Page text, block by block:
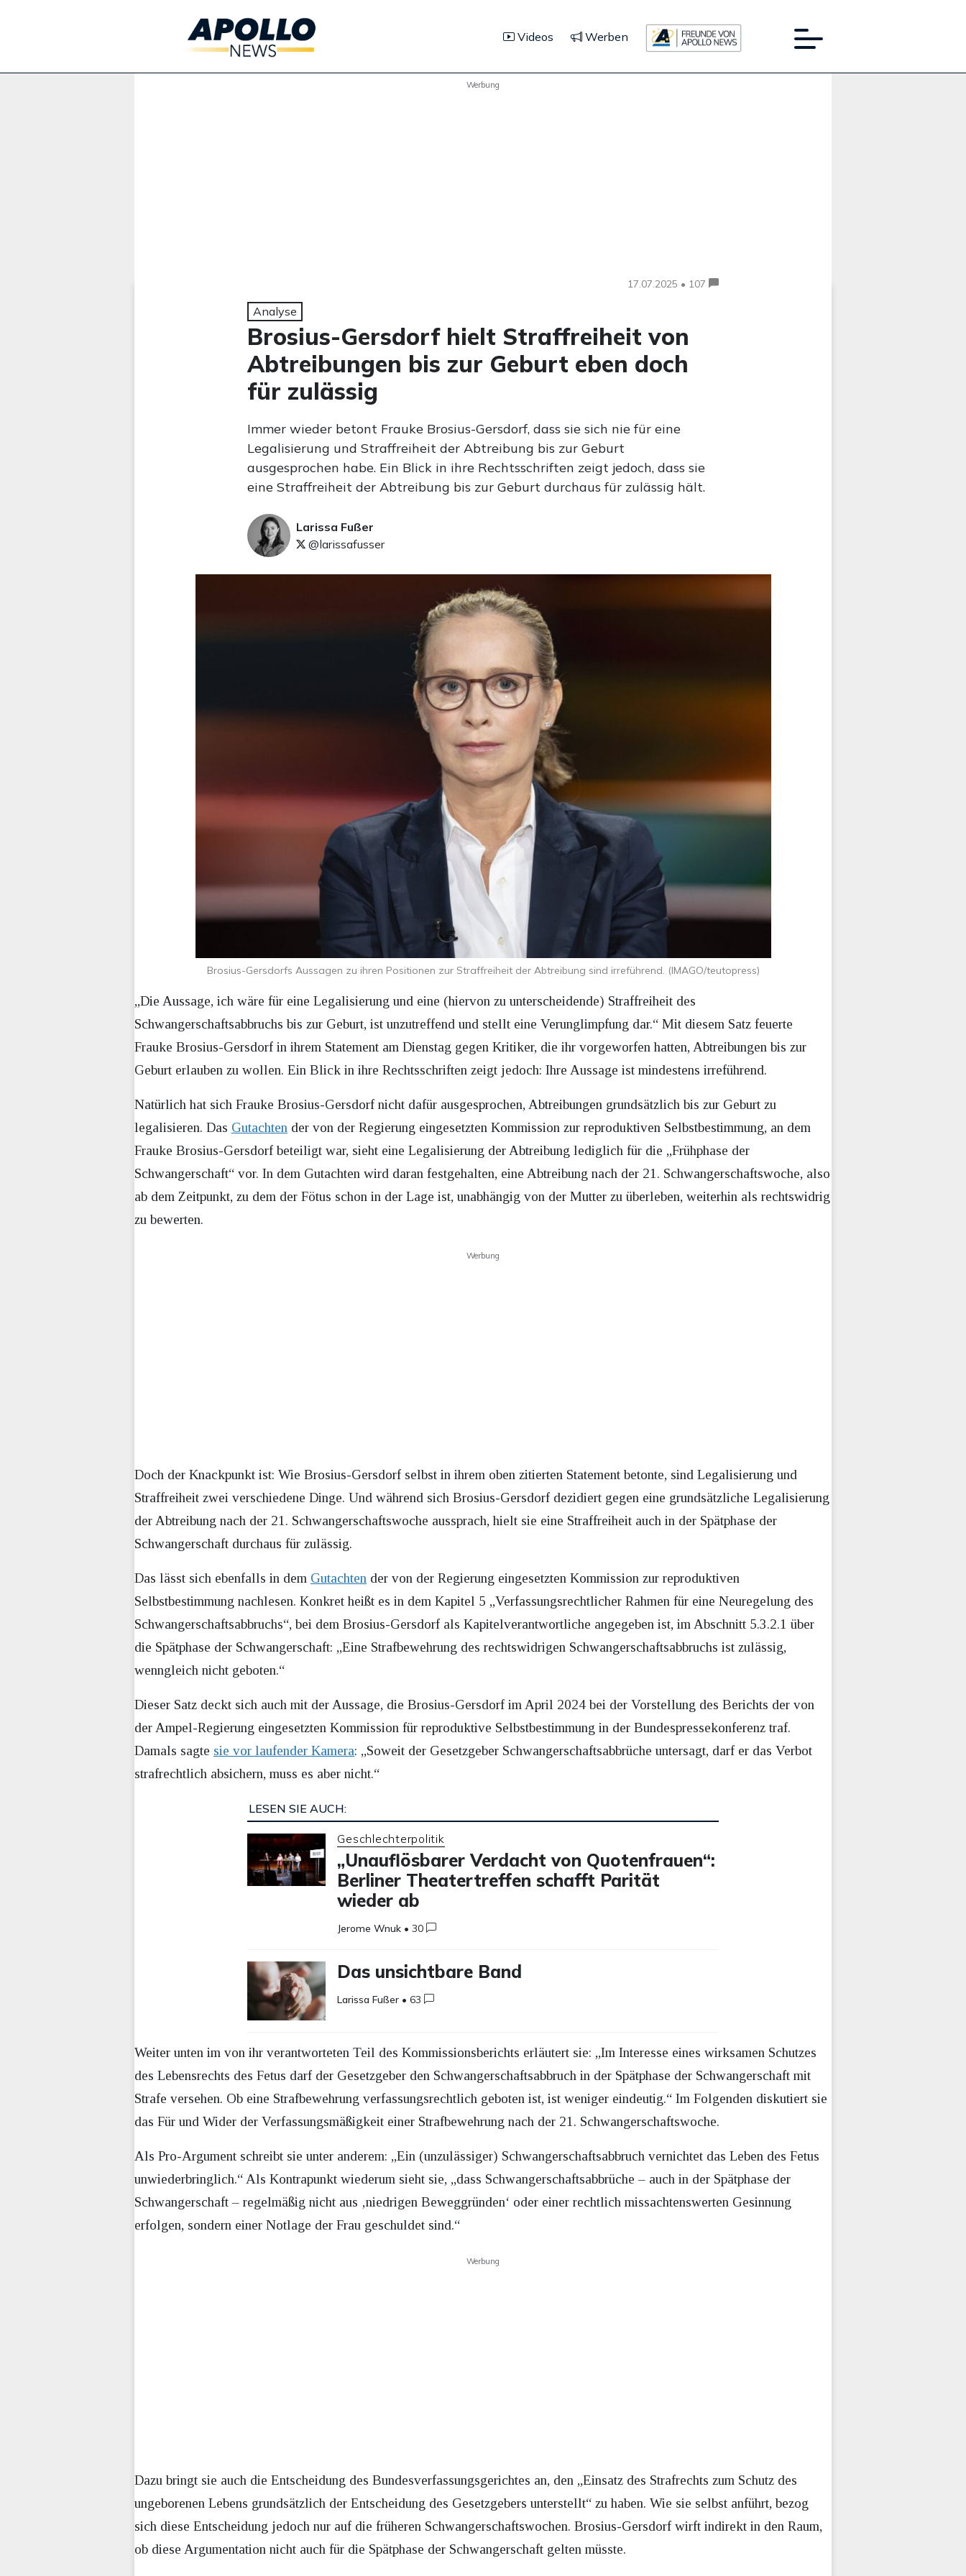
Videos Werben
Werbung
17.07.2025 • 107
Analyse
Brosius-Gersdorf hielt Straffreiheit von
Abtreibungen bis zur Geburt eben doch
für zulässig
Immer wieder betont Frauke Brosius-Gersdorf, dass sie sich nie für eine
Legalisierung und Straffreiheit der Abtreibung bis zur Geburt
ausgesprochen habe. Ein Blick in ihre Rechtsschriften zeigt jedoch, dass sie
eine Straffreiheit der Abtreibung bis zur Geburt durchaus für zulässig hält.
Larissa Fußer
@larissafusser
Brosius-Gersdorfs Aussagen zu ihren Positionen zur Straffreiheit der Abtreibung sind irreführend. (IMAGO/teutopress)
„Die Aussage, ich wäre für eine Legalisierung und eine (hiervon zu unterscheidende) Straffreiheit des
Schwangerschaftsabbruchs bis zur Geburt, ist unzutreffend und stellt eine Verunglimpfung dar.“ Mit diesem Satz feuerte
Frauke Brosius-Gersdorf in ihrem Statement am Dienstag gegen Kritiker, die ihr vorgeworfen hatten, Abtreibungen bis zur
Geburt erlauben zu wollen. Ein Blick in ihre Rechtsschriften zeigt jedoch: Ihre Aussage ist mindestens irreführend.
Natürlich hat sich Frauke Brosius-Gersdorf nicht dafür ausgesprochen, Abtreibungen grundsätzlich bis zur Geburt zu
legalisieren. Das Gutachten der von der Regierung eingesetzten Kommission zur reproduktiven Selbstbestimmung, an dem
Frauke Brosius-Gersdorf beteiligt war, sieht eine Legalisierung der Abtreibung lediglich für die „Frühphase der
Schwangerschaft“ vor. In dem Gutachten wird daran festgehalten, eine Abtreibung nach der 21. Schwangerschaftswoche, also
ab dem Zeitpunkt, zu dem der Fötus schon in der Lage ist, unabhängig von der Mutter zu überleben, weiterhin als rechtswidrig
zu bewerten.
Werbung
Doch der Knackpunkt ist: Wie Brosius-Gersdorf selbst in ihrem oben zitierten Statement betonte, sind Legalisierung und
Straffreiheit zwei verschiedene Dinge. Und während sich Brosius-Gersdorf dezidiert gegen eine grundsätzliche Legalisierung
der Abtreibung nach der 21. Schwangerschaftswoche aussprach, hielt sie eine Straffreiheit auch in der Spätphase der
Schwangerschaft durchaus für zulässig.
Das lässt sich ebenfalls in dem Gutachten der von der Regierung eingesetzten Kommission zur reproduktiven
Selbstbestimmung nachlesen. Konkret heißt es in dem Kapitel 5 „Verfassungsrechtlicher Rahmen für eine Neuregelung des
Schwangerschaftsabbruchs“, bei dem Brosius-Gersdorf als Kapitelverantwortliche angegeben ist, im Abschnitt 5.3.2.1 über
die Spätphase der Schwangerschaft: „Eine Strafbewehrung des rechtswidrigen Schwangerschaftsabbruchs ist zulässig,
wenngleich nicht geboten.“
Dieser Satz deckt sich auch mit der Aussage, die Brosius-Gersdorf im April 2024 bei der Vorstellung des Berichts der von
der Ampel-Regierung eingesetzten Kommission für reproduktive Selbstbestimmung in der Bundespressekonferenz traf.
Damals sagte sie vor laufender Kamera: „Soweit der Gesetzgeber Schwangerschaftsabbrüche untersagt, darf er das Verbot
strafrechtlich absichern, muss es aber nicht.“
LESEN SIE AUCH:
Geschlechterpolitik
„Unauflösbarer Verdacht von Quotenfrauen“:
Berliner Theatertreffen schafft Parität
wieder ab
Jerome Wnuk •30
Das unsichtbare Band
Larissa Fußer •63
Weiter unten im von ihr verantworteten Teil des Kommissionsberichts erläutert sie: „Im Interesse eines wirksamen Schutzes
des Lebensrechts des Fetus darf der Gesetzgeber den Schwangerschaftsabbruch in der Spätphase der Schwangerschaft mit
Strafe versehen. Ob eine Strafbewehrung verfassungsrechtlich geboten ist, ist weniger eindeutig.“ Im Folgenden diskutiert sie
das Für und Wider der Verfassungsmäßigkeit einer Strafbewehrung nach der 21. Schwangerschaftswoche.
Als Pro-Argument schreibt sie unter anderem: „Ein (unzulässiger) Schwangerschaftsabbruch vernichtet das Leben des Fetus
unwiederbringlich.“ Als Kontrapunkt wiederum sieht sie, „dass Schwangerschaftsabbrüche – auch in der Spätphase der
Schwangerschaft – regelmäßig nicht aus ‚niedrigen Beweggründen‘ oder einer rechtlich missachtenswerten Gesinnung
erfolgen, sondern einer Notlage der Frau geschuldet sind.“
Werbung
Dazu bringt sie auch die Entscheidung des Bundesverfassungsgerichtes an, den „Einsatz des Strafrechts zum Schutz des
ungeborenen Lebens grundsätzlich der Entscheidung des Gesetzgebers unterstellt“ zu haben. Wie sie selbst anführt, bezog
sich diese Entscheidung jedoch nur auf die früheren Schwangerschaftswochen. Brosius-Gersdorf wirft indirekt in den Raum,
ob diese Argumentation nicht auch für die Spätphase der Schwangerschaft gelten müsste.